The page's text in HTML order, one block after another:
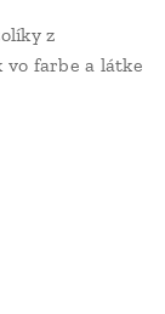
z
vo farbe a látke